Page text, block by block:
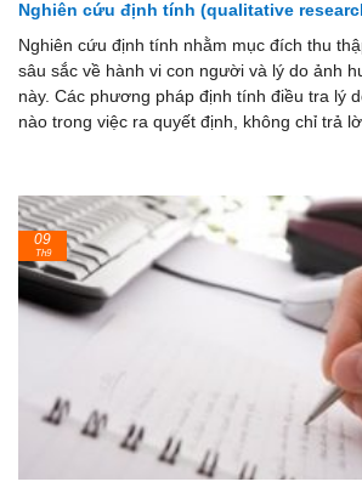
Nghiên cứu định tính (qualitative
Nghiên cứu định tính nhằm mục đích thu
sâu sắc về hành vi con người và lý do ảnh
này. Các phương pháp định tính điều tra lý
nào trong việc ra quyết định, không chỉ trả
09
Th9